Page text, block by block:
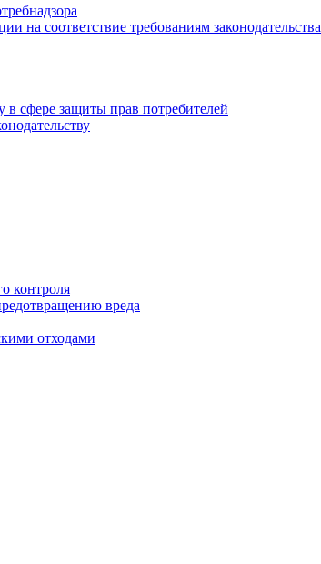
на соответствие требованиям законодательства
в сфере защиты прав потребителей
контроля
вреда
отходами